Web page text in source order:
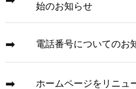
始のお知らせ
電話番号についてのお
ホームページをリニュ